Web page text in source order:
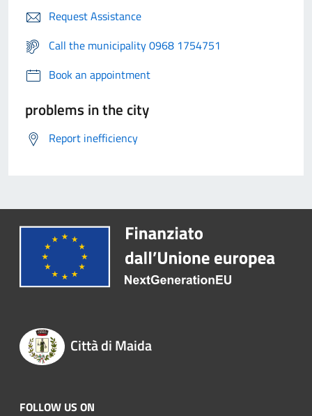
Request Assistance
Call the municipality 0968 1754751
Book an appointment
problems in the city
Report inefficiency
Città di Maida
FOLLOW US ON